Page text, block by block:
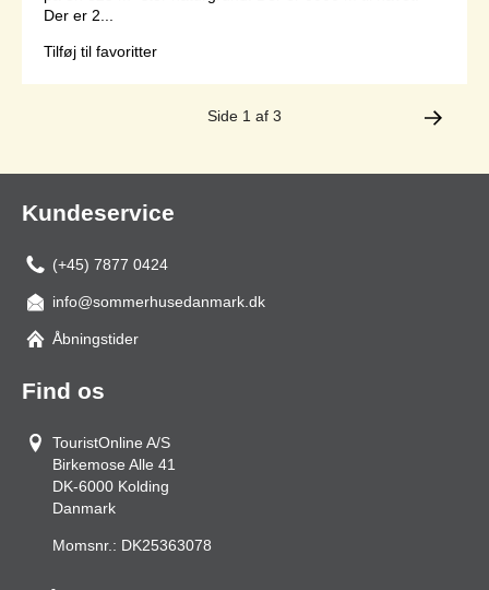
Der er 2...
Tilføj til favoritter
Side 1 af 3
Kundeservice
(+45) 7877 0424
info@sommerhusedanmark.dk
Åbningstider
Find os
TouristOnline A/S
Birkemose Alle 41
DK-6000 Kolding
Danmark
Momsnr.: DK25363078